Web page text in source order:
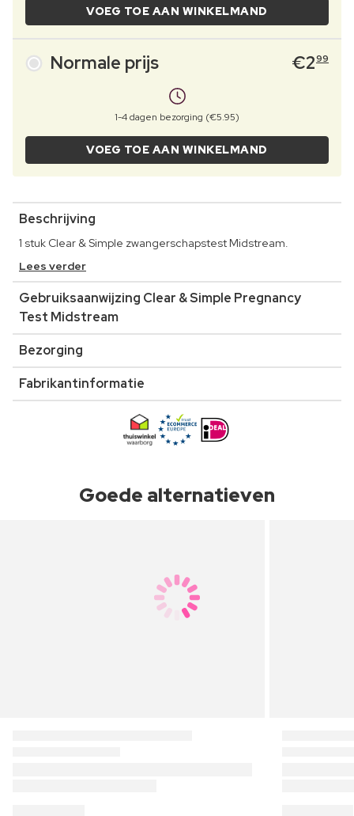
VOEG TOE AAN WINKELMAND
Normale prijs €299
1-4 dagen bezorging (€5.95)
VOEG TOE AAN WINKELMAND
Beschrijving
1 stuk Clear & Simple zwangerschapstest Midstream.
Lees verder
Gebruiksaanwijzing Clear & Simple Pregnancy
Test Midstream
Bezorging
Fabrikantinformatie
Goede alternatieven